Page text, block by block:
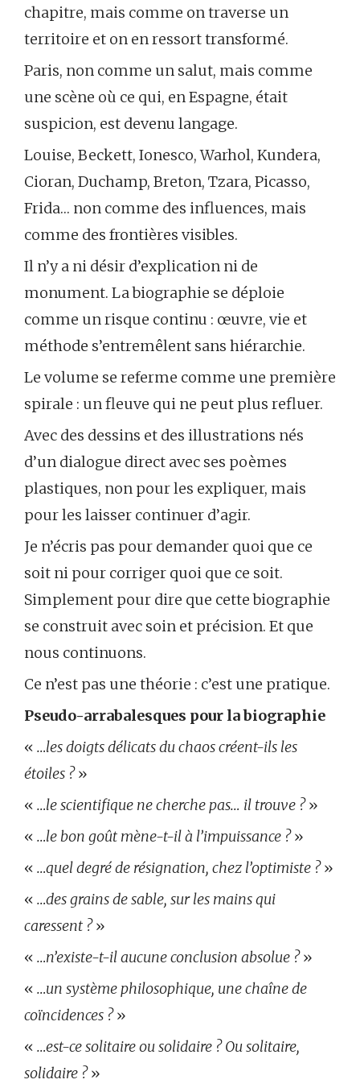
chapitre, mais comme on traverse un
territoire et on en ressort transformé.
Paris, non comme un salut, mais comme
une scène où ce qui, en Espagne, était
suspicion, est devenu langage.
Louise, Beckett, Ionesco, Warhol, Kundera,
Cioran, Duchamp, Breton, Tzara, Picasso,
Frida… non comme des influences, mais
comme des frontières visibles.
Il n’y a ni désir d’explication ni de
monument. La biographie se déploie
comme un risque continu : œuvre, vie et
méthode s’entremêlent sans hiérarchie.
Le volume se referme comme une première
spirale : un fleuve qui ne peut plus refluer.
Avec des dessins et des illustrations nés
d’un dialogue direct avec ses poèmes
plastiques, non pour les expliquer, mais
pour les laisser continuer d’agir.
Je n’écris pas pour demander quoi que ce
soit ni pour corriger quoi que ce soit.
Simplement pour dire que cette biographie
se construit avec soin et précision. Et que
nous continuons.
Ce n’est pas une théorie : c’est une pratique.
Pseudo-arrabalesques pour la biographie
« …les doigts délicats du chaos créent-ils les
étoiles ?»
« …le scientifique ne cherche pas… il trouve ?»
« …le bon goût mène-t-il à l’impuissance ?»
« …quel degré de résignation, chez l’optimiste ?»
« …des grains de sable, sur les mains qui
caressent ?»
« …n’existe-t-il aucune conclusion absolue ?»
« …un système philosophique, une chaîne de
coïncidences ?»
« …est-ce solitaire ou solidaire ? Ou solitaire,
solidaire ?»